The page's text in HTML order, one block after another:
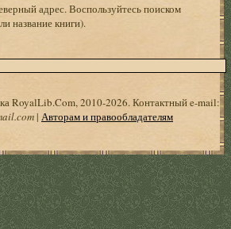
адрес. Воспользуйтесь поиском
название книги).
RoyalLib.Com, 2010-2026. Контактный e-mail:
| Авторам и правообладателям